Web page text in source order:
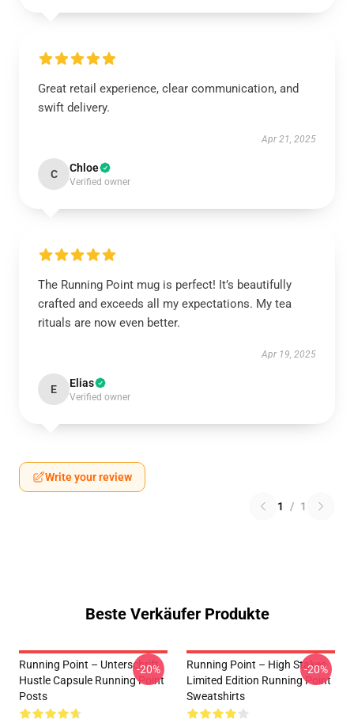
Great retail experience, clear communication, and
swift delivery.
Apr 21, 2025
C Chloe
Verified owner
The Running Point mug is perfect! It’s beautifully
crafted and exceeds all my expectations. My tea
rituals are now even better.
Apr 19, 2025
E Elias
Verified owner
Write your review
1 / 1
Beste Verkäufer Produkte
Running Point – Unterschrift
Hustle Capsule Running Point
Posts
-20%
Running Point – High Stakes
Limited Edition Running Point
Sweatshirts
-20%